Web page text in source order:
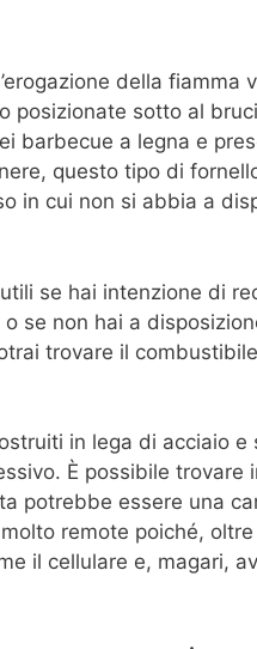
della fiamma
posizionate sotto al
barbecue a legna e
questo tipo di
in cui non si abbia a
se hai intenzione di
se non hai a
trovare il
in lega di acciaio e
È possibile trovare
potrebbe essere una
remote poiché,
il cellulare e, magari,